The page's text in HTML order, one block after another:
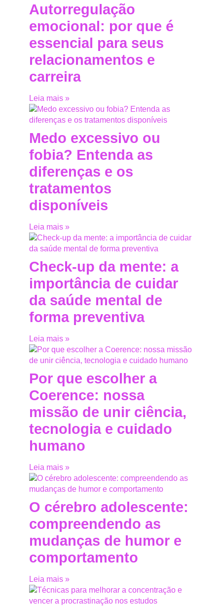
Autorregulação
emocional: por que é
essencial para seus
relacionamentos e
carreira
Leia mais »
Medo excessivo ou
fobia? Entenda as
diferenças e os
tratamentos
disponíveis
Leia mais »
Check-up da mente: a
importância de cuidar
da saúde mental de
forma preventiva
Leia mais »
Por que escolher a
Coerence: nossa
missão de unir ciência,
tecnologia e cuidado
humano
Leia mais »
O cérebro adolescente:
compreendendo as
mudanças de humor e
comportamento
Leia mais »